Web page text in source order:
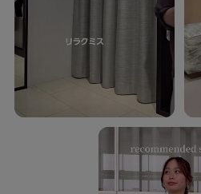
に仕上げています。
接触冷感、イージーケア、UVカット、遮
能付き。
【素材感】ブラック（719）ブラック（
特殊加工糸をタテ、ヨコに使用し2WAYス
伸縮性と特殊加工によるシワ感が特徴の素
軽量でさらっとした着心地感もポイント。